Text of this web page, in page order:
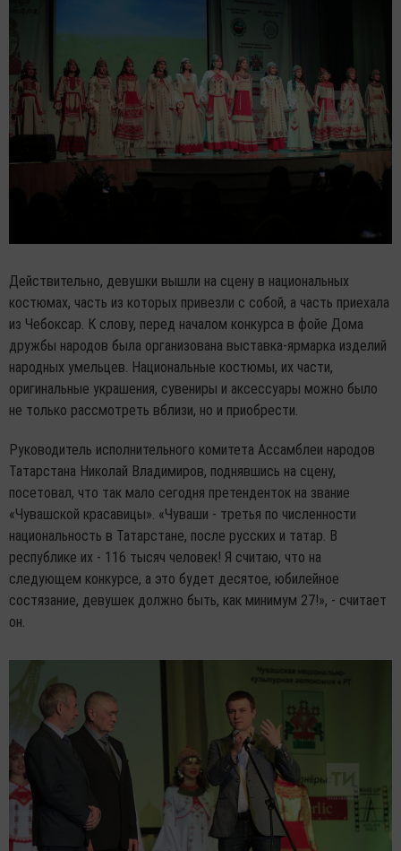
Действительно, девушки вышли на сцену в национальных
костюмах, часть из которых привезли с собой, а часть приехала
из Чебоксар. К слову, перед началом конкурса в фойе Дома
дружбы народов была организована выставка-ярмарка изделий
народных умельцев. Национальные костюмы, их части,
оригинальные украшения, сувениры и аксессуары можно было
не только рассмотреть вблизи, но и приобрести.
Руководитель исполнительного комитета Ассамблеи народов
Татарстана Николай Владимиров, поднявшись на сцену,
посетовал, что так мало сегодня претенденток на звание
«Чувашской красавицы». «Чуваши - третья по численности
национальность в Татарстане, после русских и татар. В
республике их - 116 тысяч человек! Я считаю, что на
следующем конкурсе, а это будет десятое, юбилейное
состязание, девушек должно быть, как минимум 27!», - считает
он.